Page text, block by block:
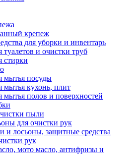
крепеж
для уборки и инвентарь
туалетов и очистки труб
стирки
мытья посуды
мытья кухонь, плит
мытья полов и поверхностей
пыли
для очистки рук
и лосьоны, защитные средства
рук
мото масло, антифризы и